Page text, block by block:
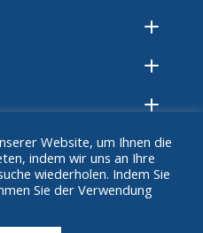
Website, um Ihnen die
indem wir uns an Ihre
wiederholen. Indem Sie
Sie der Verwendung